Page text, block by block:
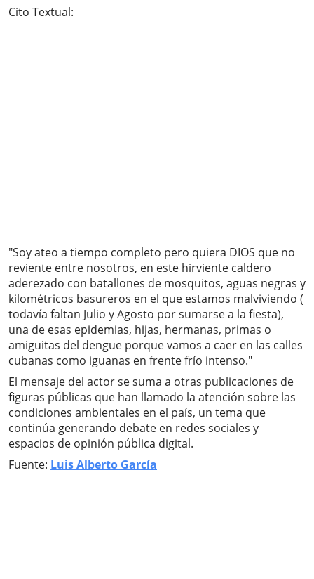
Cito Textual:
"Soy ateo a tiempo completo pero quiera DIOS que no
reviente entre nosotros, en este hirviente caldero
aderezado con batallones de mosquitos, aguas negras y
kilométricos basureros en el que estamos malviviendo (
todavía faltan Julio y Agosto por sumarse a la fiesta),
una de esas epidemias, hijas, hermanas, primas o
amiguitas del dengue porque vamos a caer en las calles
cubanas como iguanas en frente frío intenso."
El mensaje del actor se suma a otras publicaciones de
figuras públicas que han llamado la atención sobre las
condiciones ambientales en el país, un tema que
continúa generando debate en redes sociales y
espacios de opinión pública digital.
Fuente: Luis Alberto García